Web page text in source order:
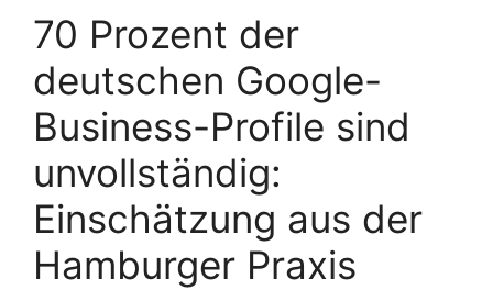
70 Prozent der
deutschen Google-
Business-Profile sind
unvollständig:
Einschätzung aus der
Hamburger Praxis